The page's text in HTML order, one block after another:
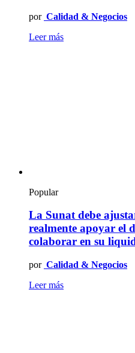
por Calidad & Negocios
Leer más
Popular
La Sunat debe
realmente apoyar el
colaborar en su
por Calidad & Negocios
Leer más